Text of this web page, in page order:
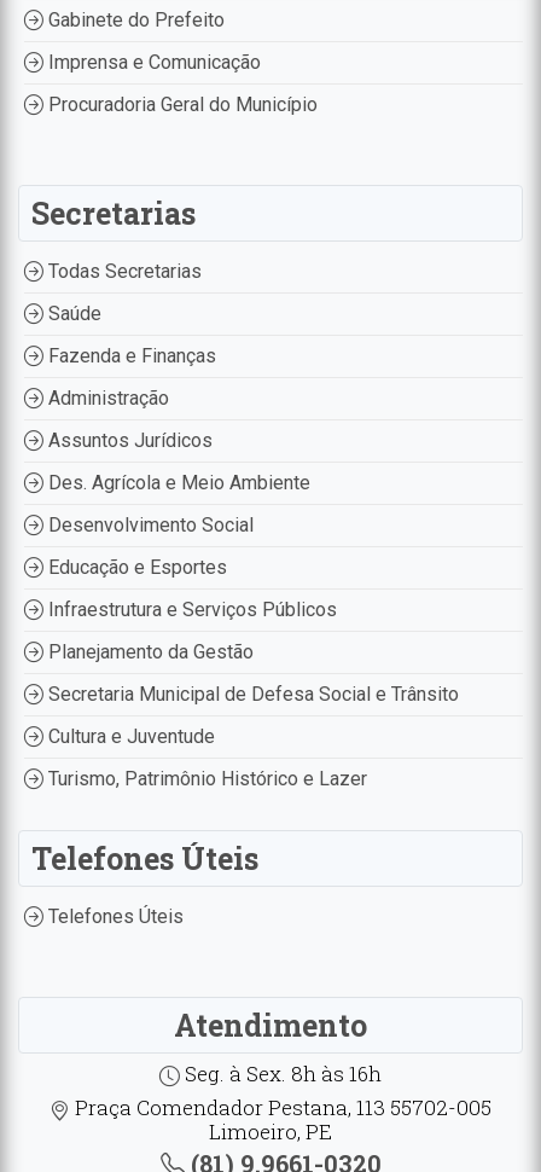
Gabinete do Prefeito
Imprensa e Comunicação
Procuradoria Geral do Município
Secretarias
Todas Secretarias
Saúde
Fazenda e Finanças
Administração
Assuntos Jurídicos
Des. Agrícola e Meio Ambiente
Desenvolvimento Social
Educação e Esportes
Infraestrutura e Serviços Públicos
Planejamento da Gestão
Secretaria Municipal de Defesa Social e Trânsito
Cultura e Juventude
Turismo, Patrimônio Histórico e Lazer
Telefones Úteis
Telefones Úteis
Atendimento
Seg. à Sex. 8h às 16h
Praça Comendador Pestana, 113 55702-005
Limoeiro, PE
(81) 9.9661-0320